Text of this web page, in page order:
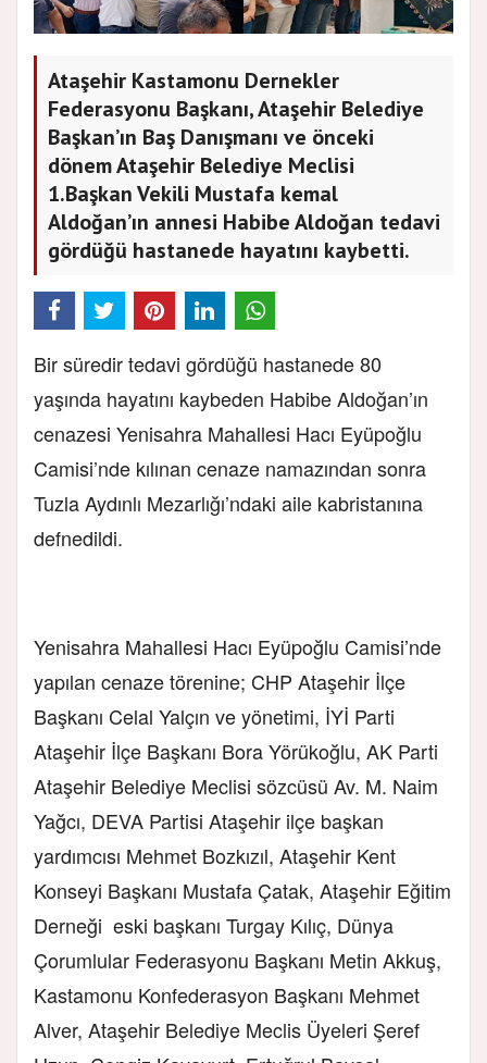
Ataşehir Kastamonu Dernekler
Federasyonu Başkanı, Ataşehir Belediye
Başkan’ın Baş Danışmanı ve önceki
dönem Ataşehir Belediye Meclisi
1.Başkan Vekili Mustafa kemal
Aldoğan’ın annesi Habibe Aldoğan tedavi
gördüğü hastanede hayatını kaybetti.
Bir süredir tedavi gördüğü hastanede 80
yaşında hayatını kaybeden Habibe Aldoğan’ın
cenazesi Yenisahra Mahallesi Hacı Eyüpoğlu
Camisi’nde kılınan cenaze namazından sonra
Tuzla Aydınlı Mezarlığı’ndaki aile kabristanına
defnedildi.
Yenisahra Mahallesi Hacı Eyüpoğlu Camisi’nde
yapılan cenaze törenine; CHP Ataşehir İlçe
Başkanı Celal Yalçın ve yönetimi, İYİ Parti
Ataşehir İlçe Başkanı Bora Yörükoğlu, AK Parti
Ataşehir Belediye Meclisi sözcüsü Av. M. Naim
Yağcı, DEVA Partisi Ataşehir ilçe başkan
yardımcısı Mehmet Bozkızıl, Ataşehir Kent
Konseyi Başkanı Mustafa Çatak, Ataşehir Eğitim
Derneği eski başkanı Turgay Kılıç, Dünya
Çorumlular Federasyonu Başkanı Metin Akkuş,
Kastamonu Konfederasyon Başkanı Mehmet
Alver, Ataşehir Belediye Meclis Üyeleri Şeref